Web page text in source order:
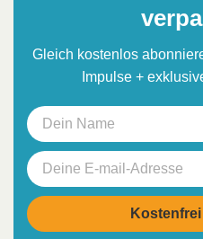
Gleich kostenlos
Impulse +